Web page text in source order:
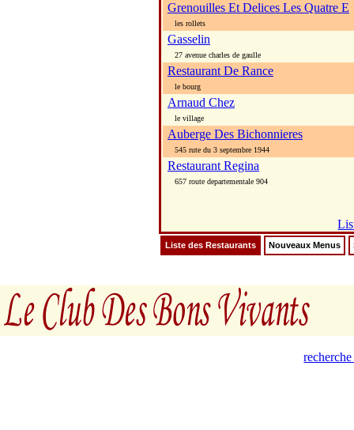
Grenouilles Et Delices Les Quatre E
les rollets
Gasselin
27 avenue charles de gaulle
Restaurant De Rance
le bourg
Arnaud Chez
le village
Auberge Des Bichonnieres
545 rute du 3 septembre 1944
Restaurant Regina
657 route departementale 904
Liste des Restaurants Nouveaux Menus